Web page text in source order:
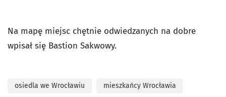
Na mapę miejsc chętnie odwiedzanych na dobre
wpisał się Bastion Sakwowy.
osiedla we Wrocławiu mieszkańcy Wrocławia